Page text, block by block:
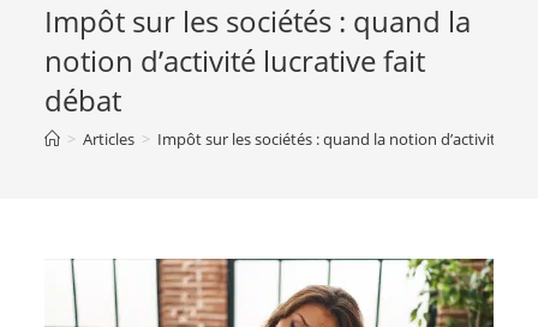
Impôt sur les sociétés : quand la
notion d’activité lucrative fait
débat
> Articles > Impôt sur les sociétés : quand la notion d’activité